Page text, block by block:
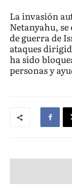
La invasión
Netanyahu, se
de guerra de
ataques
ha sido
personas y